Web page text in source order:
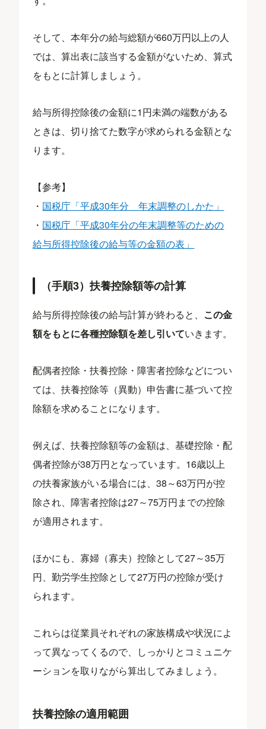
そして、本年分の給与総額が660万円以上の人
では、算出表に該当する金額がないため、算式
をもとに計算しましょう。
給与所得控除後の金額に1円未満の端数がある
ときは、切り捨てた数字が求められる金額とな
ります。
【参考】
・ 国税庁「平成30年分 年末調整のしかた」
・ 国税庁「平成30年分の年末調整等のための
給与所得控除後の給与等の金額の表」
（手順3）扶養控除額等の計算
給与所得控除後の給与計算が終わると、 この金
額をもとに各種控除額を差し引いていきます。
配偶者控除・扶養控除・障害者控除などについ
ては、扶養控除等（異動）申告書に基づいて控
除額を求めることになります。
例えば、扶養控除額等の金額は、基礎控除・配
偶者控除が38万円となっています。16歳以上
の扶養家族がいる場合には、38～63万円が控
除され、障害者控除は27～75万円までの控除
が適用されます。
ほかにも、寡婦（寡夫）控除として27～35万
円、勤労学生控除として27万円の控除が受け
られます。
これらは従業員それぞれの家族構成や状況によ
って異なってくるので、しっかりとコミュニケ
ーションを取りながら算出してみましょう。
扶養控除の適用範囲